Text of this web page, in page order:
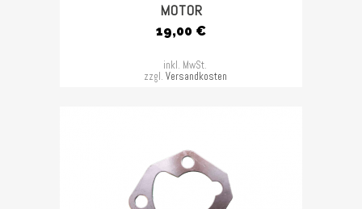
MOTOR
19,00 €
inkl. MwSt.
zzgl. Versandkosten